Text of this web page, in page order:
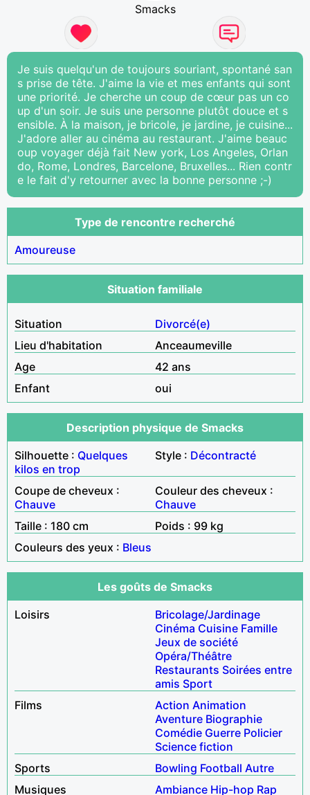
Smacks
Je suis quelqu'un de toujours souriant, spontané san
s prise de tête. J'aime la vie et mes enfants qui sont
une priorité. Je cherche un coup de cœur pas un co
up d'un soir. Je suis une personne plutôt douce et s
ensible. À la maison, je bricole, je jardine, je cuisine...
J'adore aller au cinéma au restaurant. J'aime beauc
oup voyager déjà fait New york, Los Angeles, Orlan
do, Rome, Londres, Barcelone, Bruxelles... Rien contr
e le fait d'y retourner avec la bonne personne ;-)
Type de rencontre recherché
Amoureuse
Situation familiale
Situation
Divorcé(e)
Lieu d'habitation
Anceaumeville
Age
42 ans
Enfant
oui
Description physique de Smacks
Silhouette : Quelques
kilos en trop
Style : Décontracté
Coupe de cheveux :
Chauve
Couleur des cheveux :
Chauve
Taille : 180 cm
Poids : 99 kg
Couleurs des yeux : Bleus
Les goûts de Smacks
Loisirs
Bricolage/Jardinage
Cinéma Cuisine Famille
Jeux de société
Opéra/Théâtre
Restaurants Soirées entre
amis Sport
Films
Action Animation
Aventure Biographie
Comédie Guerre Policier
Science fiction
Sports
Bowling Football Autre
Musiques
Ambiance Hip-hop Rap